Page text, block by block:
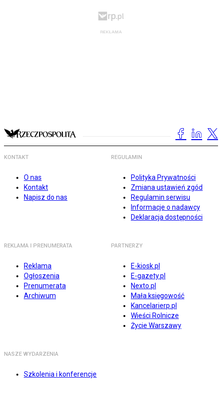
KONTAKT
O nas
Kontakt
Napisz do nas
REGULAMIN
Polityka Prywatności
Zmiana ustawień zgód
Regulamin serwisu
Informacje o nadawcy
Deklaracja dostępności
REKLAMA I PRENUMERATA
Reklama
Ogłoszenia
Prenumerata
Archiwum
PARTNERZY
E-kiosk.pl
E-gazety.pl
Nexto.pl
Mała księgowość
Kancelarierp.pl
Wieści Rolnicze
Życie Warszawy
NASZE WYDARZENIA
Szkolenia i konferencje